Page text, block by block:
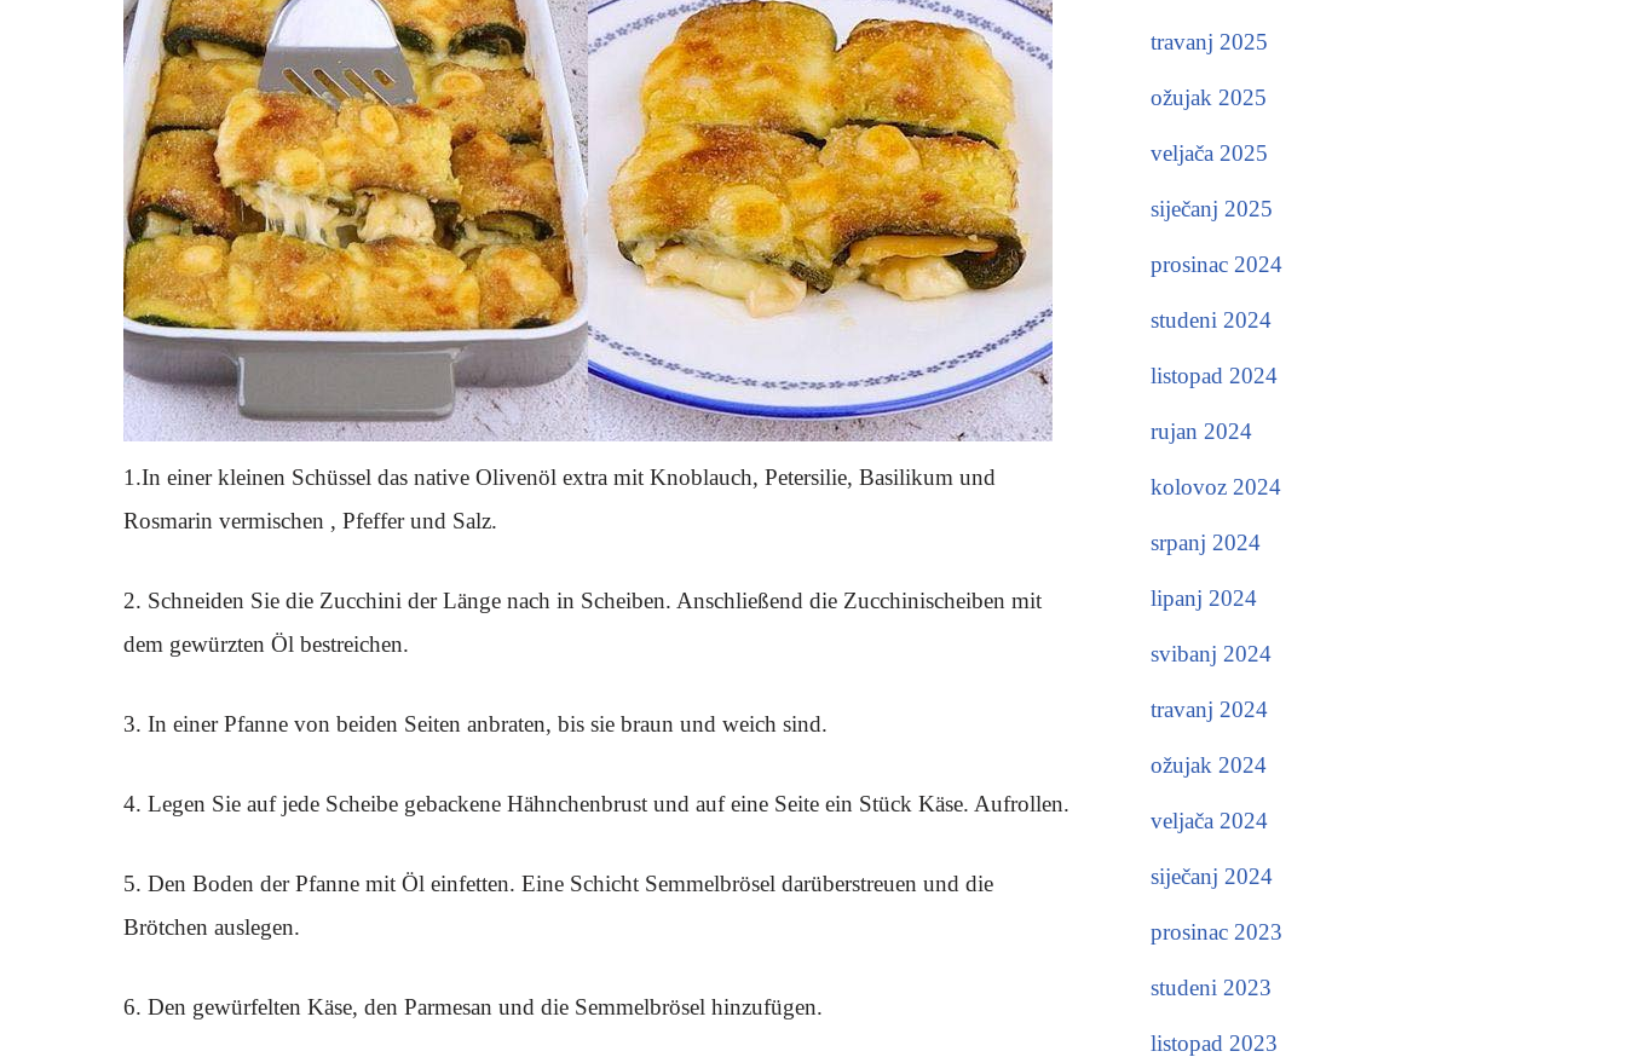
1.In einer kleinen Schüssel das native Olivenöl extra mit Knoblauch, Petersilie, Basilikum und
Rosmarin vermischen , Pfeffer und Salz.
2. Schneiden Sie die Zucchini der Länge nach in Scheiben. Anschließend die Zucchinischeiben mit
dem gewürzten Öl bestreichen.
3. In einer Pfanne von beiden Seiten anbraten, bis sie braun und weich sind.
4. Legen Sie auf jede Scheibe gebackene Hähnchenbrust und auf eine Seite ein Stück Käse. Aufrollen.
5. Den Boden der Pfanne mit Öl einfetten. Eine Schicht Semmelbrösel darüberstreuen und die
Brötchen auslegen.
6. Den gewürfelten Käse, den Parmesan und die Semmelbrösel hinzufügen.
travanj 2025
ožujak 2025
veljača 2025
siječanj 2025
prosinac 2024
studeni 2024
listopad 2024
rujan 2024
kolovoz 2024
srpanj 2024
lipanj 2024
svibanj 2024
travanj 2024
ožujak 2024
veljača 2024
siječanj 2024
prosinac 2023
studeni 2023
listopad 2023